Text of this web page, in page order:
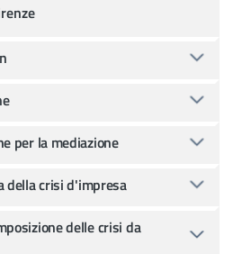
per la mediazione
della crisi d'impresa
delle crisi da